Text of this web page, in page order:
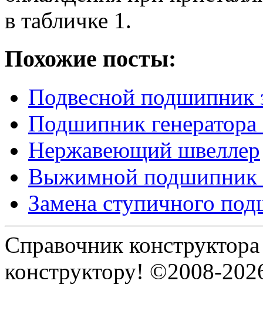
в табличке 1.
Похожие посты:
Подвесной подшипник
Подшипник генератора
Нержавеющий швеллер
Выжимной подшипник
Замена ступичного
Справочник
конструктору! ©2008-